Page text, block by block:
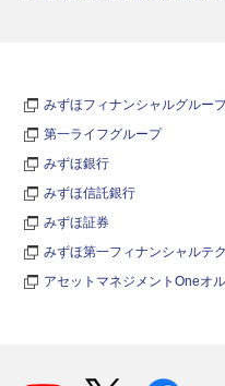
みずほフィナンシャルグルー
第一ライフグループ
みずほ銀行
みずほ信託銀行
みずほ証券
みずほ第一フィナンシャルテ
アセットマネジメントOneオ